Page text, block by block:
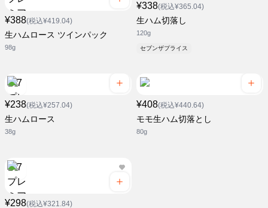
¥388(税込¥419.04)
生ハムロース ツインパック
98g
¥338(税込¥365.04)
生ハム切落し
120g
セブンザプライス
¥238(税込¥257.04)
生ハムロース
38g
¥408(税込¥440.64)
モモ生ハム切落とし
80g
¥298(税込¥321.84)